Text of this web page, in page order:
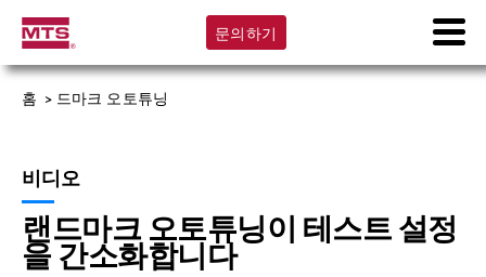
문의하기
홈 > 드마크 오토튜닝
비디오
랜드마크 오토튜닝이 테스트 설정
을 간소화합니다